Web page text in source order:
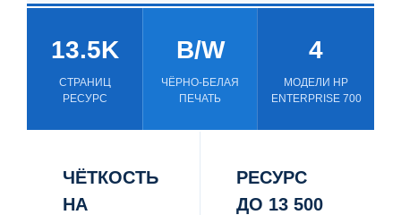
13.5K
СТРАНИЦ
РЕСУРС
B/W
ЧЁРНО-БЕЛАЯ
ПЕЧАТЬ
4
МОДЕЛИ HP
ENTERPRISE 700
ЧЁТКОСТЬ
НА
РЕСУРС
ДО 13 500